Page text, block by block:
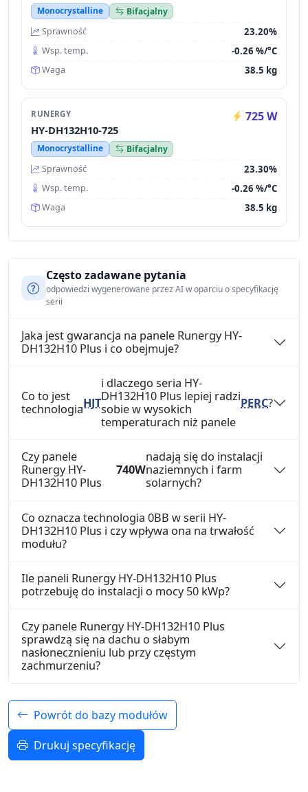
Monocrystalline
Bifacjalny
Sprawność
23.20%
Wsp. temp. -0.26 %/°C
Waga 38.5 kg
RUNERGY 725 W
HY-DH132H10-725
Monocrystalline
Bifacjalny
Sprawność
23.30%
Wsp. temp. -0.26 %/°C
Waga 38.5 kg
Często zadawane pytania
odpowiedzi wygenerowane przez AI w oparciu o specyfikację
serii
Jaka jest gwarancja na panele Runergy HY-
DH132H10 Plus i co obejmuje?
Co to jest
technologiaHJT
i dlaczego seria HY-
DH132H10 Plus lepiej radzi
sobie w wysokich
temperaturach niż panele
PERC?
Czy panele
Runergy HY-
DH132H10 Plus
740W
nadają się do instalacji
naziemnych i farm
solarnych?
Co oznacza technologia 0BB w serii HY-
DH132H10 Plus i czy wpływa ona na trwałość
modułu?
Ile paneli Runergy HY-DH132H10 Plus
potrzebuję do instalacji o mocy 50 kWp?
Czy panele Runergy HY-DH132H10 Plus
sprawdzą się na dachu o słabym
nasłonecznieniu lub przy częstym
zachmurzeniu?
Powrót do bazy modułów
Drukuj specyfikację